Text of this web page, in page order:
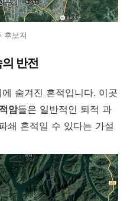
후보지
반전
숨겨진 흔적입니다. 이곳
암들은 일반적인 퇴적 과
쇄 흔적일 수 있다는 가설